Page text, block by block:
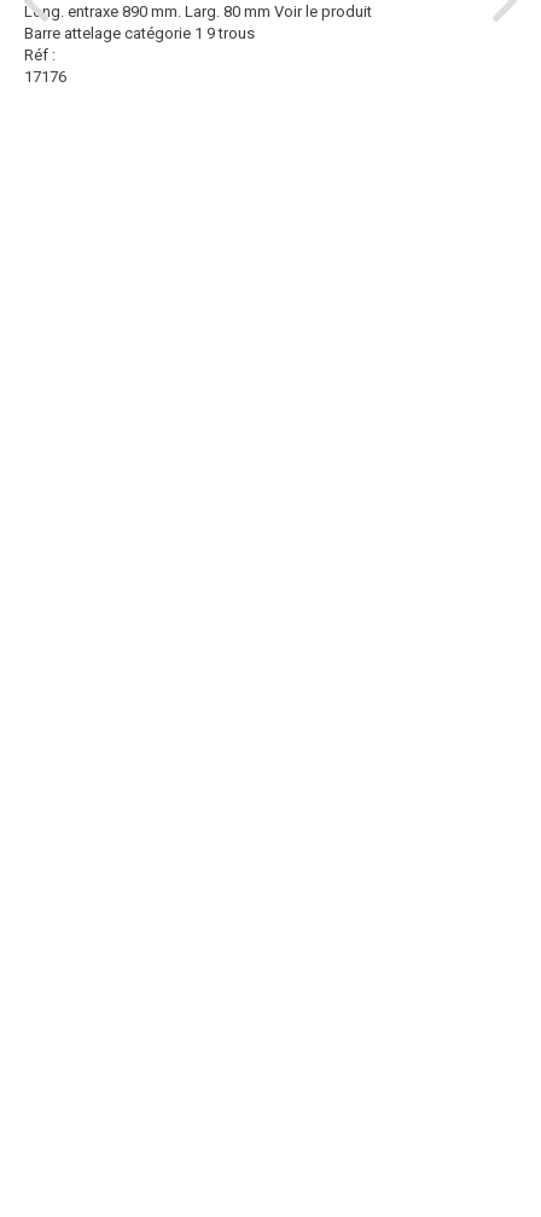
Long. entraxe 890 mm. Larg. 80 mm Voir le produit
Barre attelage catégorie 1 9 trous
Réf :
17176